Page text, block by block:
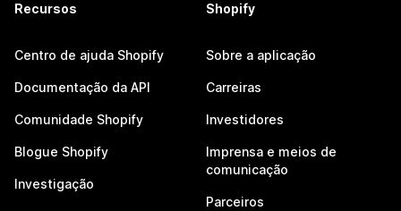
Recursos
Centro de ajuda Shopify
Documentação da API
Comunidade Shopify
Blogue Shopify
Investigação
Shopify
Sobre a aplicação
Carreiras
Investidores
Imprensa e meios de
comunicação
Parceiros